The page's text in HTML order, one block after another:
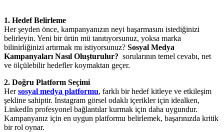
1. Hedef Belirleme
Her şeyden önce, kampanyanızın neyi başarmasını istediğinizi
belirleyin. Yeni bir ürün mü tanıtıyorsunuz, yoksa marka
bilinirliğinizi artırmak mı istiyorsunuz? Sosyal Medya
Kampanyaları Nasıl Oluşturulur? sorularının temel cevabı, net
ve ölçülebilir hedefler koymaktan geçer.
2. Doğru Platform Seçimi
Hersosyal medya platformu, farklı bir hedef kitleye ve etkileşim
şekline sahiptir. Instagram görsel odaklı içerikler için idealken,
LinkedIn profesyonel bağlantılar kurmak için daha uygundur.
Kampanyanız için en uygun platformu belirlemek, başarınızda kritik
bir rol oynar.